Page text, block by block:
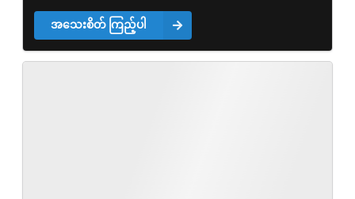
အသေးစိတ် ကြည့်ပါ